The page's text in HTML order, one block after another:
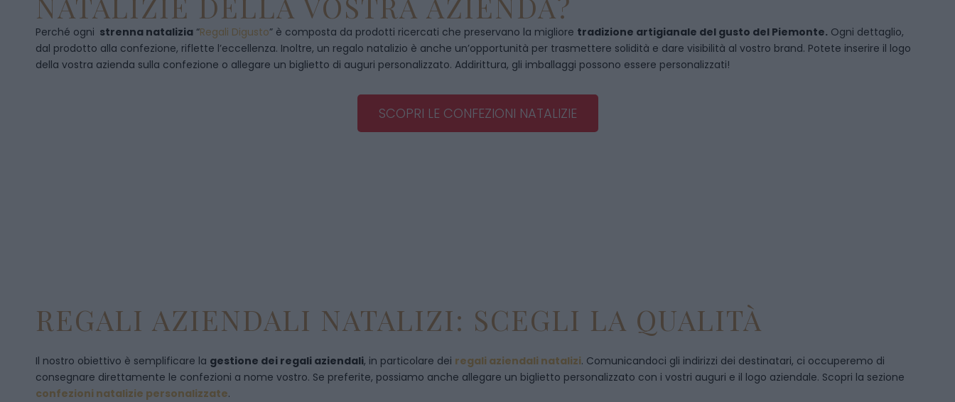
Perché ogni strenna natalizia “Regali Digusto” è composta da prodotti ricercati che preservano la migliore tradizione artigianale del gusto del Piemonte. Ogni dettaglio,
dal prodotto alla confezione, riflette l’eccellenza. Inoltre, un regalo natalizio è anche un’opportunità per trasmettere solidità e dare visibilità al vostro brand. Potete inserire il logo
della vostra azienda sulla confezione o allegare un biglietto di auguri personalizzato. Addirittura, gli imballaggi possono essere personalizzati!
SCOPRI LE CONFEZIONI NATALIZIE
REGALI AZIENDALI NATALIZI: SCEGLI LA QUALITÀ
Il nostro obiettivo è semplificare la gestione dei regali aziendali, in particolare dei regali aziendali natalizi. Comunicandoci gli indirizzi dei destinatari, ci occuperemo di
consegnare direttamente le confezioni a nome vostro. Se preferite, possiamo anche allegare un biglietto personalizzato con i vostri auguri e il logo aziendale. Scopri la sezione
confezioni natalizie personalizzate.